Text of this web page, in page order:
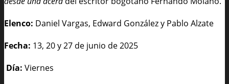
Elenco: Daniel Vargas, Edward González y Pablo Alzate
Fecha: 13, 20 y 27 de junio de 2025
Día: Viernes